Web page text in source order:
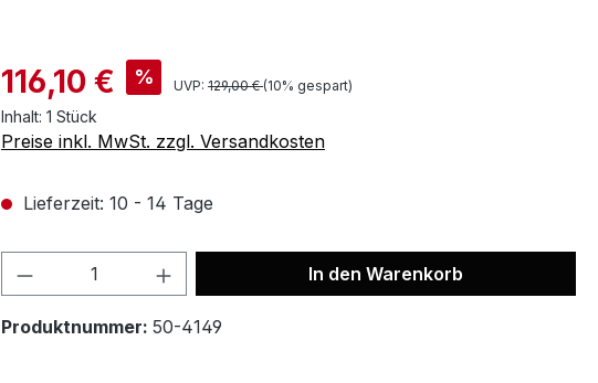
116,10 € % UVP: 129,00 €(10% gespart)
Inhalt: 1 Stück
Preise inkl. MwSt. zzgl. Versandkosten
Lieferzeit: 10 - 14 Tage
In den Warenkorb
Produktnummer: 50-4149